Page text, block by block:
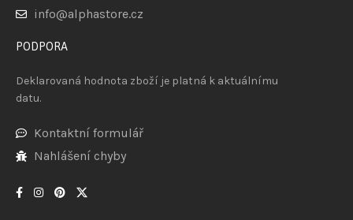
info@alphastore.cz
PODPORA
Deklarovaná hodnota zboží je platná k aktuálnímu
datu.
Kontaktní formulář
Nahlášení chyby